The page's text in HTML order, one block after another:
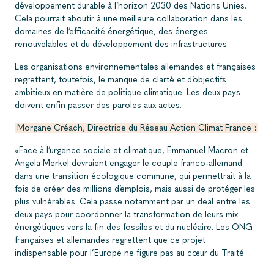
développement durable à l’horizon 2030 des Nations Unies.
Cela pourrait aboutir à une meilleure collaboration dans les
domaines de l’efficacité énergétique, des énergies
renouvelables et du développement des infrastructures.
Les organisations environnementales allemandes et françaises
regrettent, toutefois, le manque de clarté et d’objectifs
ambitieux en matière de politique climatique. Les deux pays
doivent enfin passer des paroles aux actes.
Morgane Créach, Directrice du Réseau Action Climat France :
«Face à l’urgence sociale et climatique, Emmanuel Macron et
Angela Merkel devraient engager le couple franco-allemand
dans une transition écologique commune, qui permettrait à la
fois de créer des millions d’emplois, mais aussi de protéger les
plus vulnérables. Cela passe notamment par un deal entre les
deux pays pour coordonner la transformation de leurs mix
énergétiques vers la fin des fossiles et du nucléaire. Les ONG
françaises et allemandes regrettent que ce projet
indispensable pour l’Europe ne figure pas au cœur du Traité